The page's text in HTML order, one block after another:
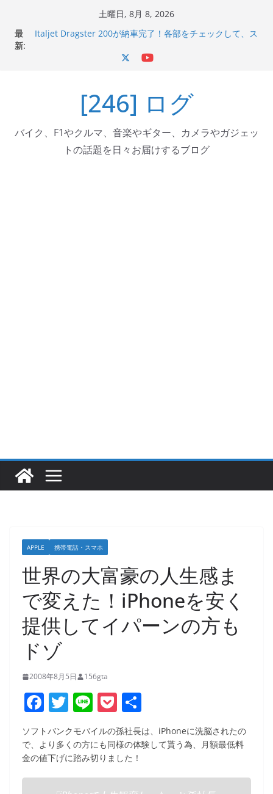
土曜日, 8月 8, 2026
最
新:
Italjet Dragster 200のフロントISSサスの動きが判ったら
コーナリングが楽しくなった
マホホルダー付けて、ガラスコーティング行って来た
岩手県奥州市へのふるさと納税で KGR HARMONY 南部鉄
器エフェクターが返礼品でもらえる！
[246] ログ
バイク、F1やクルマ、音楽やギター、カメラやガジェッ
トの話題を日々お届けするブログ
APPLE 携帯電話・スマホ
世界の大富豪の人生感ま
で変えた！iPhoneを安く
提供してイパーンの方も
ドゾ
2008年8月5日 156gta
F
a
c
e
b
T
w
itt
er
Li
n
e
P
o
ck
et
有
ソフトバンクモバイルの孫社長は、iPhoneに洗脳されたの
で、より多くの方にも同様の体験して貰う為、月額最低料
金の値下げに踏み切りました！